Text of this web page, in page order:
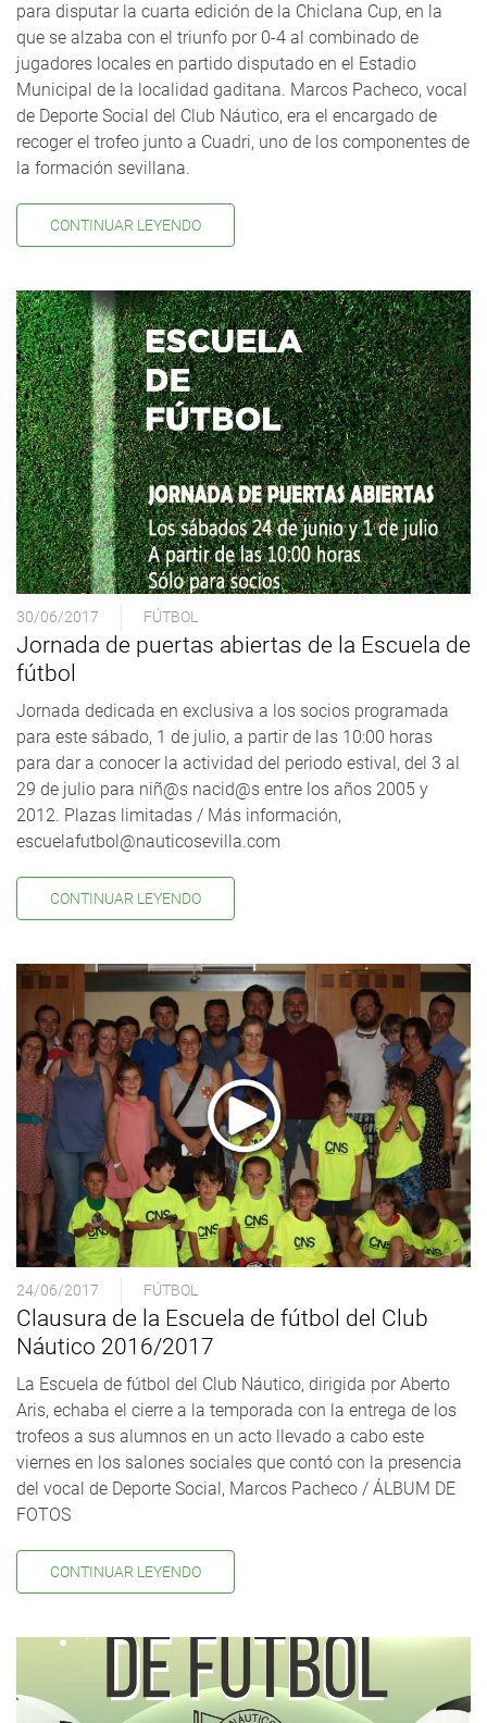
para disputar la cuarta edición de la Chiclana Cup, en la
que se alzaba con el triunfo por 0-4 al combinado de
jugadores locales en partido disputado en el Estadio
Municipal de la localidad gaditana. Marcos Pacheco, vocal
de Deporte Social del Club Náutico, era el encargado de
recoger el trofeo junto a Cuadri, uno de los componentes de
la formación sevillana.
CONTINUAR LEYENDO
30/06/2017 FÚTBOL
Jornada de puertas abiertas de la Escuela de
fútbol
Jornada dedicada en exclusiva a los socios programada
para este sábado, 1 de julio, a partir de las 10:00 horas
para dar a conocer la actividad del periodo estival, del 3 al
29 de julio para niñ@s nacid@s entre los años 2005 y
2012. Plazas limitadas / Más información,
escuelafutbol@nauticosevilla.com
CONTINUAR LEYENDO
24/06/2017 FÚTBOL
Clausura de la Escuela de fútbol del Club
Náutico 2016/2017
La Escuela de fútbol del Club Náutico, dirigida por Aberto
Aris, echaba el cierre a la temporada con la entrega de los
trofeos a sus alumnos en un acto llevado a cabo este
viernes en los salones sociales que contó con la presencia
del vocal de Deporte Social, Marcos Pacheco / ÁLBUM DE
FOTOS
CONTINUAR LEYENDO